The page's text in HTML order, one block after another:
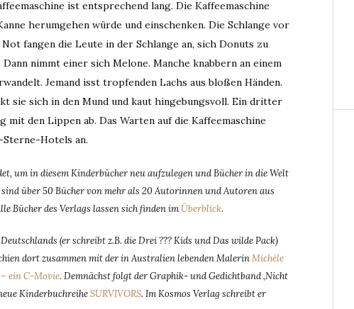
ist entsprechend lang. Die Kaffeemaschine
herumgehen würde und einschenken. Die Schlange vor
fangen die Leute in der Schlange an, sich Donuts zu
nimmt einer sich Melone. Manche knabbern an einem
Jemand isst tropfenden Lachs aus bloßen Händen.
sie sich in den Mund und kaut hingebungsvoll. Ein dritter
den Lippen ab. Das Warten auf die Kaffeemaschine
Sterne-Hotels an.
um in diesem Kinderbücher neu aufzulegen und Bücher in die Welt
über 50 Bücher von mehr als 20 Autorinnen und Autoren aus
Bücher des Verlags lassen sich finden imÜberblick.
(er schreibt z.B. die Drei ??? Kids und Das wilde Pack)
dort zusammen mit der in Australien lebenden MalerinMichèle
ein C-Movie. Demnächst folgt der Graphik- und Gedichtband ‚Nicht
KinderbuchreiheSURVIVORS. Im Kosmos Verlag schreibt er